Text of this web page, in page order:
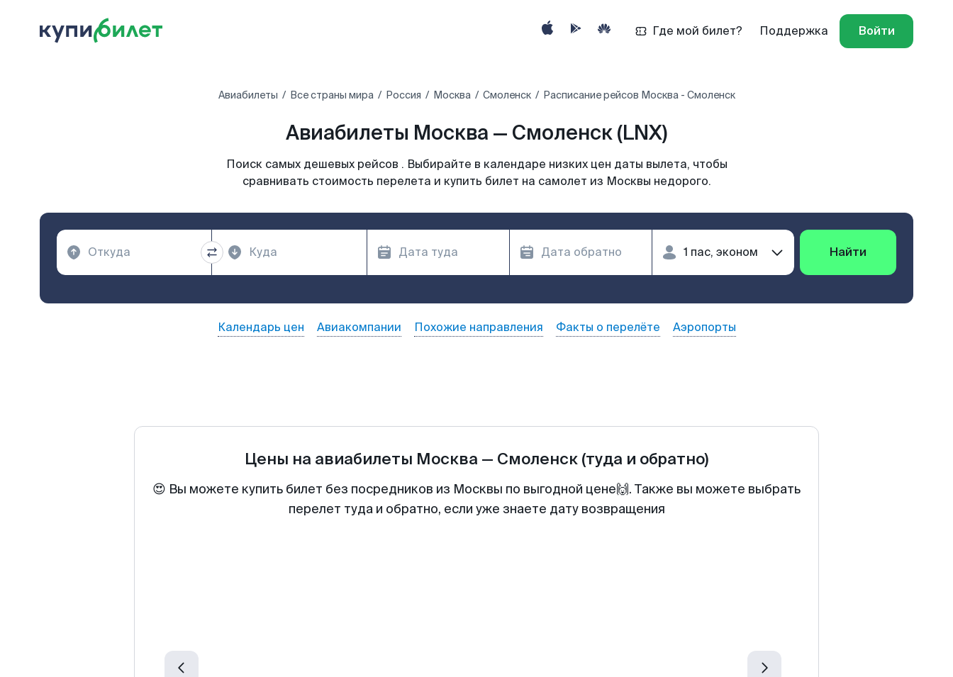
Где мой билет? Поддержка Войти
Авиабилеты Все страны мира Россия Москва Смоленск Расписание рейсов Москва - Смоленск
Авиабилеты Москва — Смоленск (LNX)
Поиск самых дешевых рейсов . Выбирайте в календаре низких цен даты вылета, чтобы
сравнивать стоимость перелета и купить билет на самолет из Москвы недорого.
Найти
Календарь цен Авиакомпании Похожие направления Факты о перелёте Аэропорты
Цены на авиабилеты Москва — Смоленск (туда и обратно)
😍 Вы можете купить билет без посредников из Москвы по выгодной цене🙌. Также вы можете выбрать
перелет туда и обратно, если уже знаете дату возвращения